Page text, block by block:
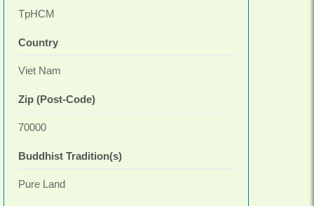
TpHCM
Country
Viet Nam
Zip (Post-Code)
70000
Buddhist Tradition(s)
Pure Land